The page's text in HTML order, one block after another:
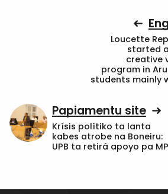
Loucette
started
creative
program in
students mainly
Papiamentu site
Krísis polítiko ta lanta
kabes atrobe na Boneiru:
UPB ta retirá apoyo pa